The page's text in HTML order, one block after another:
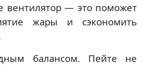
вентилятор — это поможет
жары и сэкономить
балансом. Пейте не